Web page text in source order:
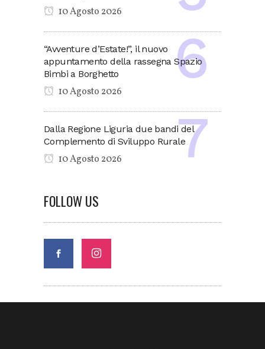
10 Agosto 2026
“Avventure d’Estate!”, il nuovo
appuntamento della rassegna Spazio
Bimbi a Borghetto
10 Agosto 2026
Dalla Regione Liguria due bandi del
Complemento di Sviluppo Rurale
10 Agosto 2026
FOLLOW US